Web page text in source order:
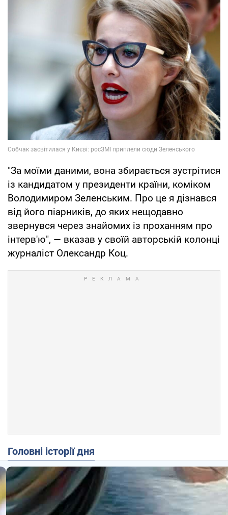
"За моїми даними, вона збирається зустрітися
із кандидатом у президенти країни, коміком
Володимиром Зеленським. Про це я дізнався
від його піарників, до яких нещодавно
звернувся через знайомих із проханням про
інтерв'ю", — вказав у своїй авторській колонці
журналіст Олександр Коц.
Головні історії дня